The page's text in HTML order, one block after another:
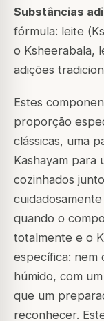
Substâncias
fórmula: leite (
o Ksheerabala,
adições
Estes
proporção
clássicas, uma
Kashayam para
cozinhados
quando o
totalmente e o
específica: nem
húmido, com
que um
reconhecer.